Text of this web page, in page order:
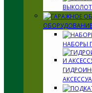
ОБОРУДОВАНИЕ
НАБОРЫ